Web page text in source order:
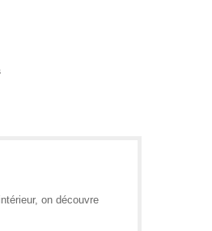
on découvre